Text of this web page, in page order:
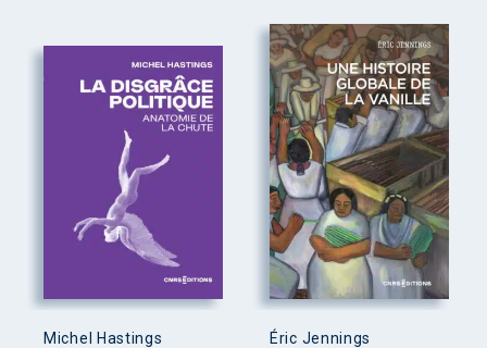
Michel Hastings Éric Jennings